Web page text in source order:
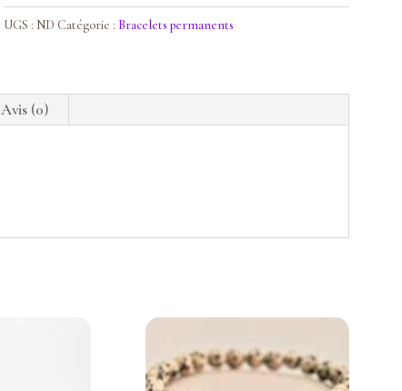
bleue
UGS : ND Catégorie : Bracelets permanents
Avis (0)